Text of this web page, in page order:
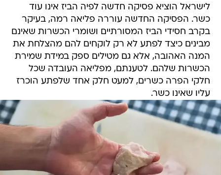
לישראל הוציא פסיקה חדשה לפיה הביז אינו עוד
כשר. הפסיקה החדשה עוררה פליאה רמה, בעיקר
בקרב חסידי הביז המסורתיים ושומרי הכשרות שאינם
מבינים כיצד לפתע לא רק לוקחים להם מהצלחת את
המנה האהובה, אלא גם מטילים ספק במידת שמירת
הכשרות שלהם. לטענתם, מפליאה העובדה שכל
חלקי הפרה כשרים, למעט חלק אחד שלפתע הוכרז
עליו שאינו כשר.